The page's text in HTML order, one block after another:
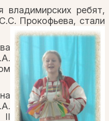
владимирских ребят,
Прокофьева, стали
II